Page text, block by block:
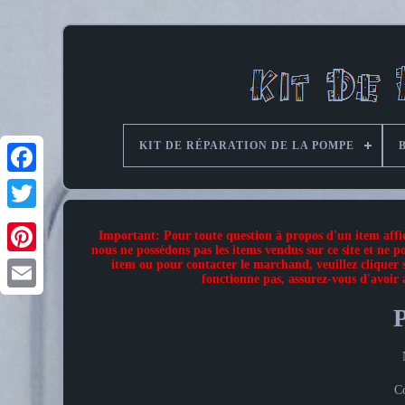
Pinterest
KIT DE RÉPARATION DE LA POMPE
Important: Pour toute question à propos d'un item
nous ne possédons pas les items vendus sur ce site et
item ou pour contacter le marchand, veuillez cliquer
fonctionne pas, assurez-vous